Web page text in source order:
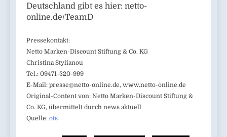
Deutschland gibt es hier: netto-
online.de/TeamD
Pressekontakt:
Netto Marken-Discount Stiftung & Co. KG
Christina Stylianou
Tel.: 09471-320-999
E-Mail: presse@netto-online.de, www.netto-online.de
Original-Content von: Netto Marken-Discount Stiftung &
Co. KG, übermittelt durch news aktuell
Quelle: ots